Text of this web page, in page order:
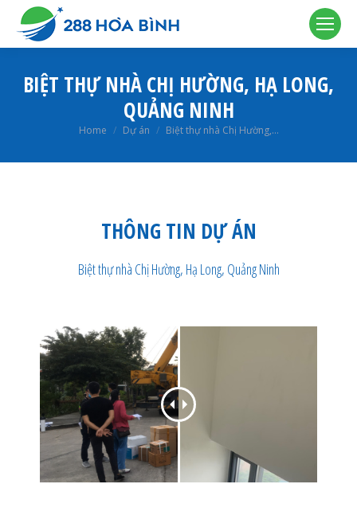
BIỆT THỰ NHÀ CHỊ HƯỜNG, HẠ LONG,
QUẢNG NINH
You are here:
Home Dự án Biệt thự nhà Chị Hường,…
THÔNG TIN DỰ ÁN
Biệt thự nhà Chị Hường, Hạ Long, Quảng Ninh